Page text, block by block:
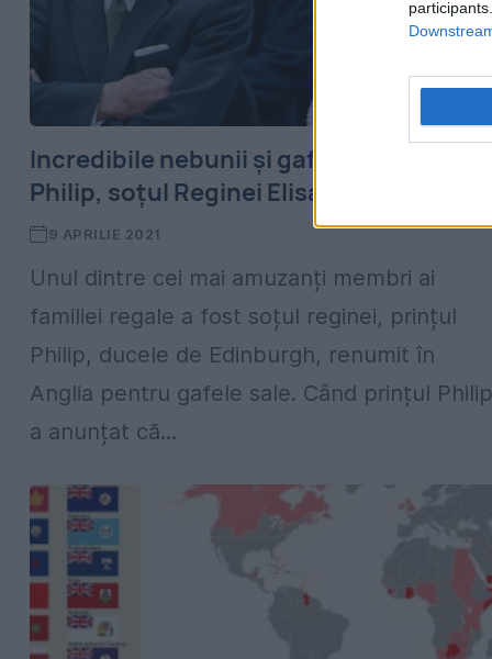
Incredibile nebunii şi gafe ale prinţului
Philip, soţul Reginei Elisabeta a II-a
9 APRILIE 2021
Unul dintre cei mai amuzanți membri ai
familiei regale a fost soțul reginei, prințul
Philip, ducele de Edinburgh, renumit în
Anglia pentru gafele sale. Când prințul Philip
a anunțat că...